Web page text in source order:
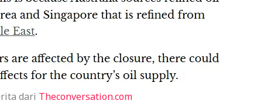
dari Theconversation.com